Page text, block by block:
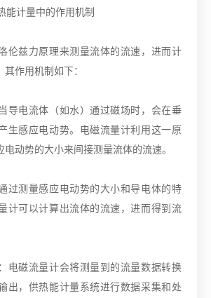
能计量中的作用机制
伦兹力原理来测量流体的流速，进而计
作用机制如下：
导电流体（如水）通过磁场时，会在垂
生感应电动势。电磁流量计利用这一原
动势的大小来间接测量流体的流速。
过测量感应电动势的大小和导电体的特
计可以计算出流体的流速，进而得到流
电磁流量计会将测量到的流量数据转换
出，供热能计量系统进行数据采集和处